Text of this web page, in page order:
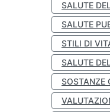
SALUTE
SALUTE
STILI DI
SALUTE
SOSTANZE